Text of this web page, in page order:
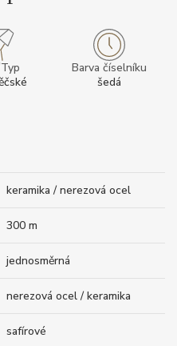
Barva číselníku
šedá
keramika / nerezová ocel
300 m
jednosměrná
nerezová ocel / keramika
safírové